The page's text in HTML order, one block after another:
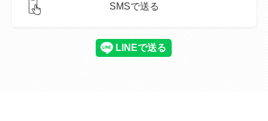
総客室数及び1室当たりの口数：24室/10口
施設の利用開始時期：利用中
施設の利用料金：2名1室：6,600円×15泊、2
SMSで送る